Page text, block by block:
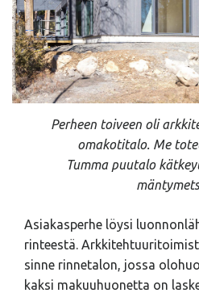
Perheen toiveen oli
omakotitalo. Me
Tumma puutalo
Asiakasperhe löysi
rinteestä.
sinne rinnetalon, jossa
kaksi makuuhuonetta on